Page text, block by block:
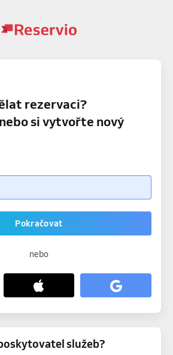
rezervaci?
si vytvořte nový
Pokračovat
nebo
služeb?